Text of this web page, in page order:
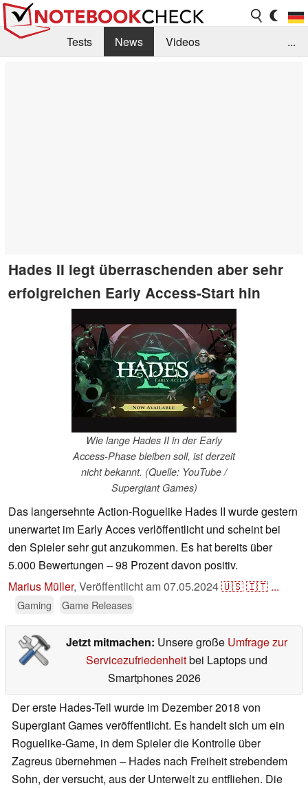
Tests News
Videos
...
Hades II legt überraschenden aber sehr
erfolgreichen Early Access-Start hin
Wie lange Hades II in der Early
Access-Phase bleiben soll, ist derzeit
nicht bekannt. (Quelle: YouTube /
Supergiant Games)
Das langersehnte Action-Roguelike Hades II wurde gestern
unerwartet im Early Acces verlöffentlicht und scheint bei
den Spieler sehr gut anzukommen. Es hat bereits über
5.000 Bewertungen – 98 Prozent davon positiv.
Marius Müller, Veröffentlicht am07.05.2024🇺🇸🇮🇹 ...
Gaming Game Releases
Jetzt mitmachen: Unsere große Umfrage zur
Servicezufriedenheitbei Laptops und
Smartphones 2026
Der erste Hades-Teil wurde im Dezember 2018 von
Supergiant Games veröffentlicht. Es handelt sich um ein
Roguelike-Game, in dem Spieler die Kontrolle über
Zagreus übernehmen – Hades nach Freiheit strebendem
Sohn, der versucht, aus der Unterwelt zu entfliehen. Die